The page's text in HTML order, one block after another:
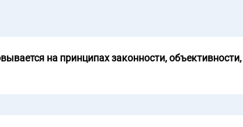
на принципах законности,